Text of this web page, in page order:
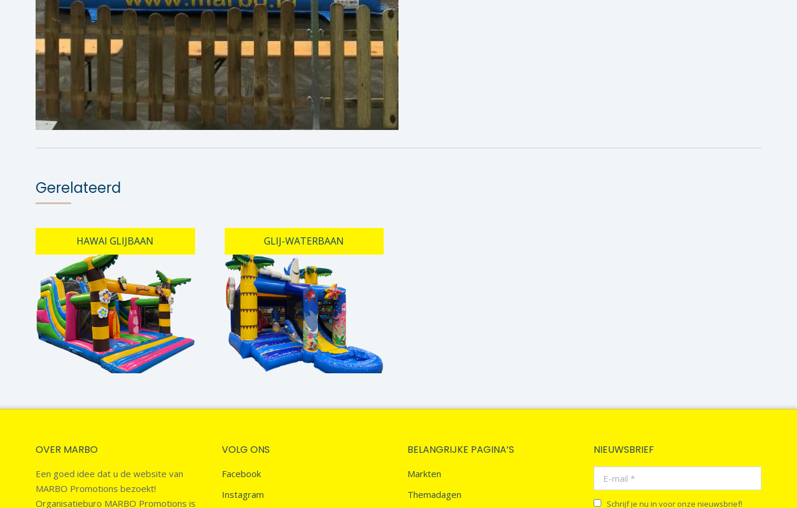
Gerelateerd
HAWAI GLIJBAAN GLIJ-WATERBAAN
OVER MARBO
Een goed idee dat u de website van
MARBO Promotions bezoekt!
Organisatieburo MARBO Promotions is
VOLG ONS
Facebook
Instagram
BELANGRIJKE PAGINA’S
Markten
Themadagen
NIEUWSBRIEF
E-mail *
Schrijf je nu in voor onze nieuwsbrief!